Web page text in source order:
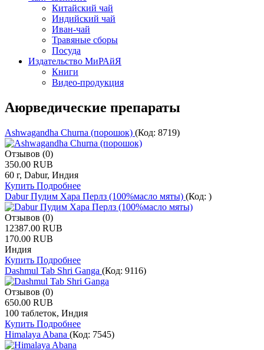
Китайский чай
Индийский чай
Иван-чай
Травяные сборы
Посуда
Издательство МиРАйЯ
Книги
Видео-продукция
Аюрведические препараты
Ashwagandha Churna (порошок) (Код: 8719)
Отзывов (0)
350.00 RUB
60 г, Dabur, Индия
Купить Подробнее
Dabur Пудим Хара Перлз (100%масло мяты) (Код: )
Отзывов (0)
12387.00 RUB
170.00 RUB
Индия
Купить Подробнее
Dashmul Tab Shri Ganga (Код: 9116)
Отзывов (0)
650.00 RUB
100 таблеток, Индия
Купить Подробнее
Himalaya Abana (Код: 7545)